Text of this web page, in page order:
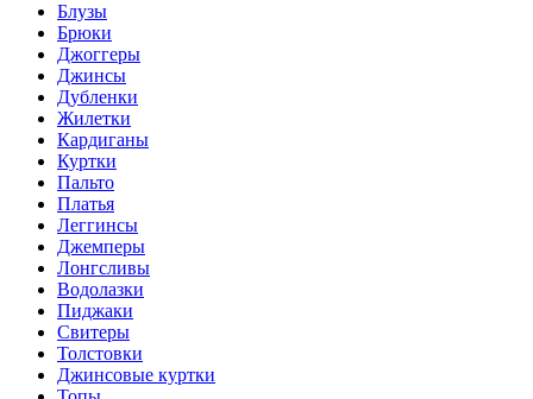
Блузы
Брюки
Джоггеры
Джинсы
Дубленки
Жилетки
Кардиганы
Куртки
Пальто
Платья
Леггинсы
Джемперы
Лонгсливы
Водолазки
Пиджаки
Свитеры
Толстовки
Джинсовые куртки